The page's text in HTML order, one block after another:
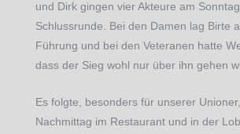
und Dirk gingen vier Akteure am
Schlussrunde. Bei den Damen lag Birte
Führung und bei den Veteranen hatte
dass der Sieg wohl nur über ihn gehen
Es folgte, besonders für unserer
Nachmittag im Restaurant und in der